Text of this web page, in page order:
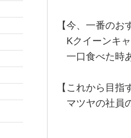
【今、一番のお
Kクイーンキ
一口食べた時
【これから目
マツヤの社員